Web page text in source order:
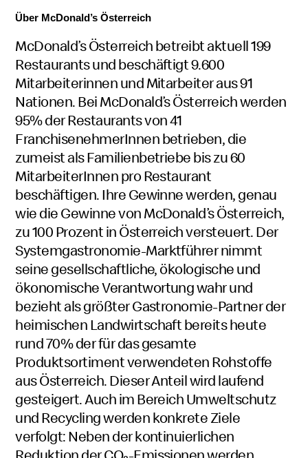
Über McDonald’s Österreich
McDonald’s Österreich betreibt aktuell 199
Restaurants und beschäftigt 9.600
Mitarbeiterinnen und Mitarbeiter aus 91
Nationen. Bei McDonald’s Österreich werden
95% der Restaurants von 41
FranchisenehmerInnen betrieben, die
zumeist als Familienbetriebe bis zu 60
MitarbeiterInnen pro Restaurant
beschäftigen. Ihre Gewinne werden, genau
wie die Gewinne von McDonald’s Österreich,
zu 100 Prozent in Österreich versteuert. Der
Systemgastronomie-Marktführer nimmt
seine gesellschaftliche, ökologische und
ökonomische Verantwortung wahr und
bezieht als größter Gastronomie-Partner der
heimischen Landwirtschaft bereits heute
rund 70% der für das gesamte
Produktsortiment verwendeten Rohstoffe
aus Österreich. Dieser Anteil wird laufend
gesteigert. Auch im Bereich Umweltschutz
und Recycling werden konkrete Ziele
verfolgt: Neben der kontinuierlichen